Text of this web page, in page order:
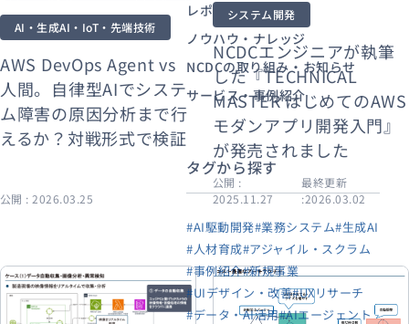
AI・生成AI・IoT・先端技術
AWS DevOps Agent vs
人間。自律型AIでシステ
ム障害の原因分析まで行
えるか？対戦形式で検証
公開 : 2026.03.25
システム開発
NCDCエンジニアが執筆
した『TECHNICAL
MASTER はじめてのAWS
モダンアプリ開発入門』
が発売されました
公開 :
2025.11.27
最終更新
:2026.03.02
レポート・資料公開
ノウハウ・ナレッジ
NCDCの取り組み・お知らせ
サービス・事例紹介
タグから探す
#AI駆動開発#業務システム#生成AI
#人材育成#アジャイル・スクラム
#事例紹介#新規事業
#UIデザイン・改善#UXリサーチ
#データ・AI活用#AIエージェント